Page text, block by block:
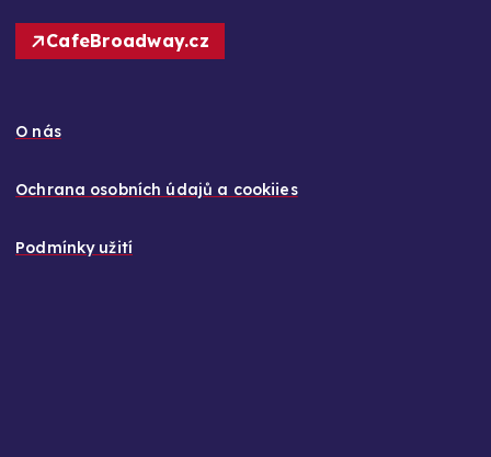
CafeBroadway.cz
O nás
Ochrana osobních údajů a cookiies
Podmínky užití